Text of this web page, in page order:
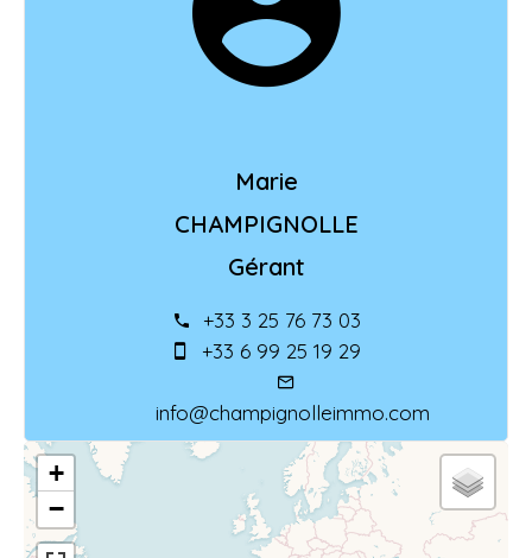
Marie
CHAMPIGNOLLE
Gérant
+33 3 25 76 73 03
+33 6 99 25 19 29
info@champignolleimmo.com
+
−